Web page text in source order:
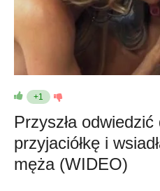
+1
Przyszła odwiedzić
przyjaciółkę i
męża (WIDEO)